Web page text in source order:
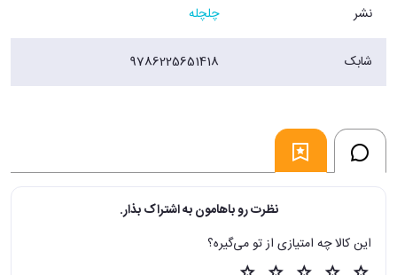
نشر چلچله
شابک 9786225651418
نظرت رو باهامون به اشتراک بذار.
این کالا چه امتیازی از تو می‌گیره؟